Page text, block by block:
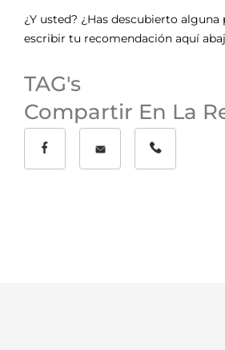
¿Y usted? ¿Has descubierto
escribir tu recomendación aquí
TAG's
Compartir En La